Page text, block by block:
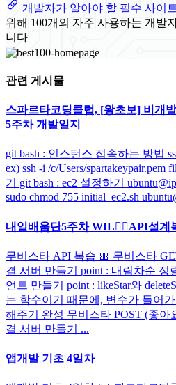
개발자가 알아야 할 필수 사이
위해 100개의 자주 사용하는 개발
니다
관련 게시물
스파르타코딩클럽, [왕초보] 비개
5주차 개발일지
git bash : 인스턴스 접속하는 방법
ex) ssh -i /c/Users/
기 git bash : ec2 설정하기
sudo chmod 755 initial_ec2.sh
내일배움단5주차 WIL🐱‍👤API설계
무비스타 API 복습 🎀 무비스타
결 서버 만들기 point : 내림차순 정
언트 만들기 point : likeStar와
는 함수이기 때문에, 변수가 들어
해주기 완성 무비스타 POST (좋아
결 서버 만들기 ...
앱개발 기초 4일차